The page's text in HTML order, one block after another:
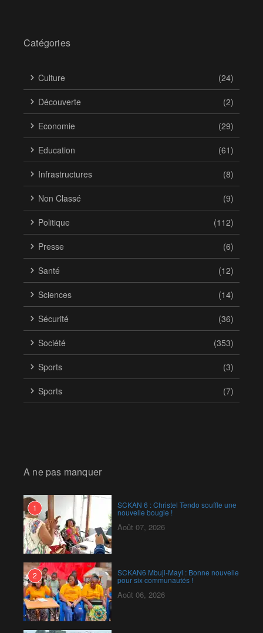
Catégories
Culture (24)
Découverte (2)
Economie (29)
Education (61)
Infrastructures (8)
Non Classé (9)
Politique (112)
Presse (6)
Santé (12)
Sciences (14)
Sécurité (36)
Société (353)
Sports (3)
Sports (7)
A ne pas manquer
1 SCKAN 6 : Christel Tendo souffle une
nouvelle bougie !
Août 07, 2026
2 SCKAN6 Mbuji-Mayi : Bonne nouvelle
pour six communautés !
Août 06, 2026